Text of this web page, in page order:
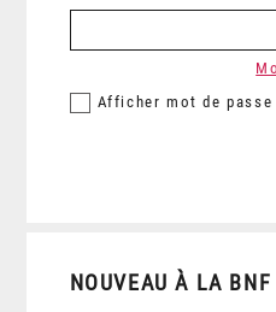
Afficher mot de passe
NOUVEAU À LA BNF